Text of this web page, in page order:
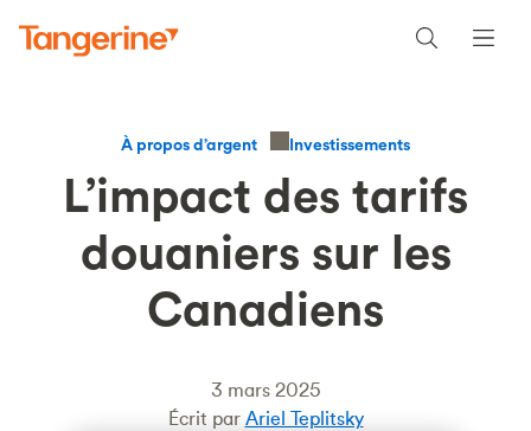
À propos d’argent Investissements
L’impact des tarifs
douaniers sur les
Canadiens
3 mars 2025
Écrit par Ariel Teplitsky